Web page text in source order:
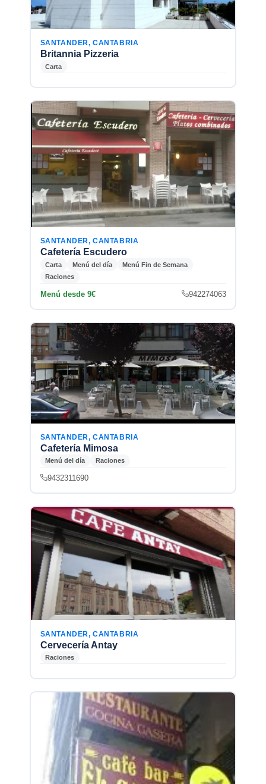
SANTANDER, CANTABRIA
Britannia Pizzeria
Carta
SANTANDER, CANTABRIA
Cafetería Escudero
Carta Menú del día
Menú Fin de Semana
Raciones
Menú desde 9€ 942274063
SANTANDER, CANTABRIA
Cafetería Mimosa
Menú del día Raciones
9432311690
SANTANDER, CANTABRIA
Cervecería Antay
Raciones